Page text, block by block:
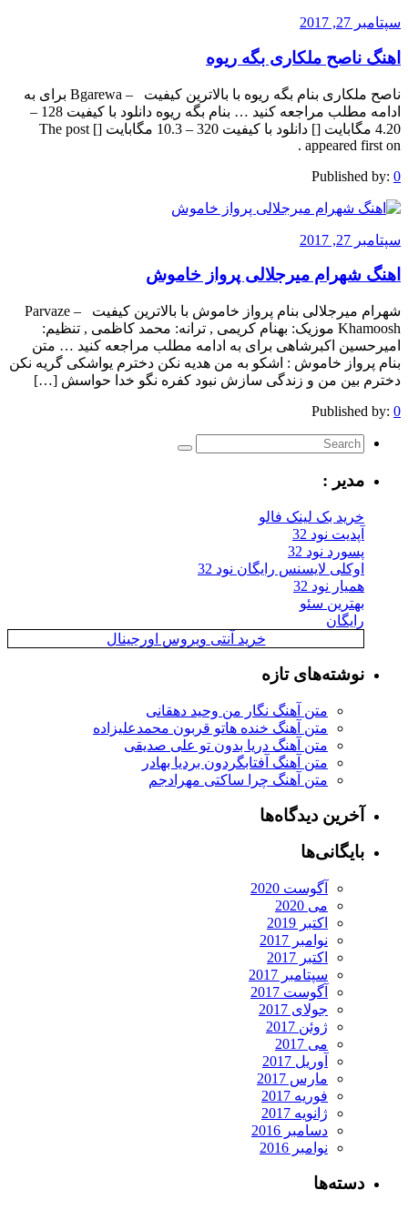
سپتامبر 27, 2017
اهنگ ناصح ملکاری بگه ریوه
ناصح ملکاری بنام بگه ریوه با بالاترین کیفیت – Bgarewa برای به
ادامه مطلب مراجعه کنید … بنام بگه ریوه دانلود با کیفیت 128 –
4.20 مگابایت [] دانلود با کیفیت 320 – 10.3 مگابایت [] The post
appeared first on .
Published by: 0
سپتامبر 27, 2017
اهنگ شهرام میرجلالی پرواز خاموش
شهرام میرجلالی بنام پرواز خاموش با بالاترین کیفیت – Parvaze
Khamoosh موزیک: بهنام کریمی , ترانه: محمد کاظمی , تنظیم:
امیرحسین اکبرشاهی برای به ادامه مطلب مراجعه کنید … متن
بنام پرواز خاموش : اشکو به من هدیه نکن دخترم یواشکی گریه نکن
دخترم بین من و زندگی سازش نبود کفره نگو خدا حواسش […]
Published by: 0
مدیر :
خرید بک لینک فالو
آپدیت نود 32
پسورد نود 32
اوکلی لایسنس رایگان نود 32
همیار نود 32
بهترین سئو
رایگان
خرید آنتی ویروس اورجینال
نوشته‌های تازه
متن آهنگ نگار من وحید دهقانی
متن آهنگ خنده هاتو قربون محمدعلیزاده
متن آهنگ دریا بدون تو علی صدیقی
متن آهنگ آفتابگردون بردیا بهادر
متن آهنگ چرا ساکتی مهرادجم
آخرین دیدگاه‌ها
بایگانی‌ها
آگوست 2020
می 2020
اکتبر 2019
نوامبر 2017
اکتبر 2017
سپتامبر 2017
آگوست 2017
جولای 2017
ژوئن 2017
می 2017
آوریل 2017
مارس 2017
فوریه 2017
ژانویه 2017
دسامبر 2016
نوامبر 2016
دسته‌ها